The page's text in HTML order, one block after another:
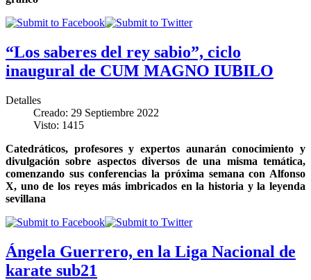
“Los saberes del rey sabio”, ciclo
inaugural de CUM MAGNO IUBILO
Detalles
Creado: 29 Septiembre 2022
Visto: 1415
Catedráticos, profesores y expertos aunarán conocimiento y
divulgación sobre aspectos diversos de una misma temática,
comenzando sus conferencias la próxima semana con Alfonso
X, uno de los reyes más imbricados en la historia y la leyenda
sevillana
Ángela Guerrero, en la Liga Nacional de
karate sub21